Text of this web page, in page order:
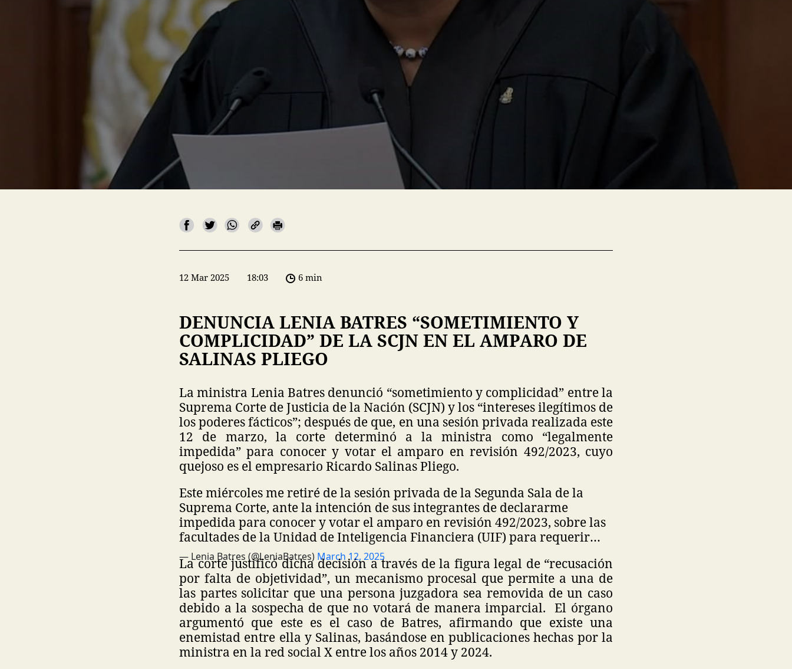
12 Mar 2025 18:03 6 min
DENUNCIA LENIA BATRES “SOMETIMIENTO Y
COMPLICIDAD” DE LA SCJN EN EL AMPARO DE
SALINAS PLIEGO
La ministra Lenia Batres denunció “sometimiento y complicidad” entre la
Suprema Corte de Justicia de la Nación (SCJN) y los “intereses ilegítimos de
los poderes fácticos”; después de que, en una sesión privada realizada este
12 de marzo, la corte determinó a la ministra como “legalmente
impedida” para conocer y votar el amparo en revisión 492/2023, cuyo
quejoso es el empresario Ricardo Salinas Pliego.
Este miércoles me retiré de la sesión privada de la Segunda Sala de la
Suprema Corte, ante la intención de sus integrantes de declararme
impedida para conocer y votar el amparo en revisión 492/2023, sobre las
facultades de la Unidad de Inteligencia Financiera (UIF) para requerir…
— Lenia Batres (@LeniaBatres) March 12, 2025
La corte justificó dicha decisión a través de la figura legal de “recusación
por falta de objetividad”, un mecanismo procesal que permite a una de
las partes solicitar que una persona juzgadora sea removida de un caso
debido a la sospecha de que no votará de manera imparcial. El órgano
argumentó que este es el caso de Batres, afirmando que existe una
enemistad entre ella y Salinas, basándose en publicaciones hechas por la
ministra en la red social X entre los años 2014 y 2024.